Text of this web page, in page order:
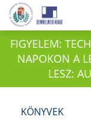
FIGYELEM:
NAPOKON A
LESZ:
KÖNYVEK